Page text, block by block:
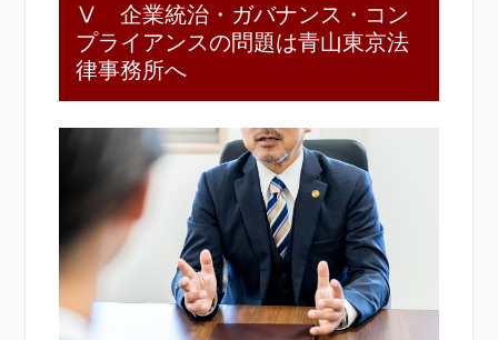
Ⅴ 企業統治・ガバナンス・コン
プライアンスの問題は青山東京法
律事務所へ